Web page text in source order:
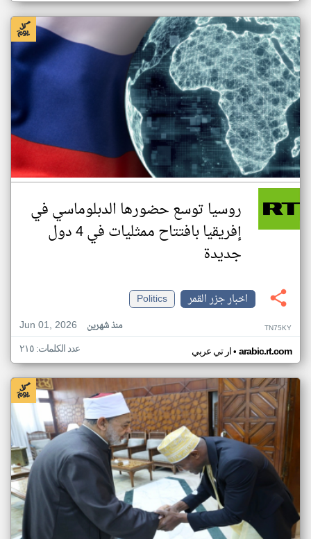
روسيا توسع حضورها الدبلوماسي في
إفريقيا بافتتاح ممثليات في 4 دول
جديدة
اخبار جزر القمر
Politics
Jun 01, 2026
منذ شهرين TN75KY
ار تي عربي• arabic.rt.com عدد الكلمات: ٢١٥